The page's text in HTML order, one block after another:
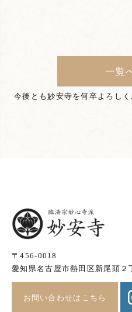
一覧
今後とも妙安寺を何卒よろしく
〒456-0018
愛知県名古屋市熱田区新尾頭２
お問い合わせはこちら